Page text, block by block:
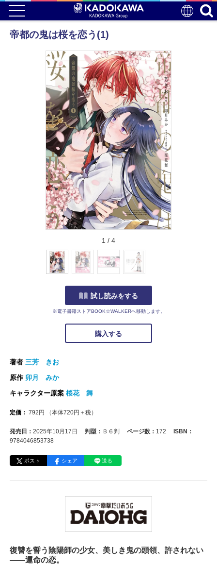
帝都の鬼は桜を恋う(1)
1 / 4
試し読みをする
※電子書籍ストアBOOK☆WALKERへ移動します。
購入する
著者 三芳 きお
原作 卯月 みか
キャラクター原案 桜花 舞
定価： 792 円 （本体720円＋税）
発売日： 2025年10月17日 判型： Ｂ６判 ページ数： 172
ISBN：
9784046853738
ポスト シェア 送る
復讐を誓う陰陽師の少女、美しき鬼の頭領、許されない
――運命の恋。